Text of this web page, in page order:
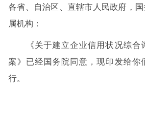
各省、自治区、直辖市人民政府，
属机构：
《关于建立企业信用状况综合
案》已经国务院同意，现印发给你
行。